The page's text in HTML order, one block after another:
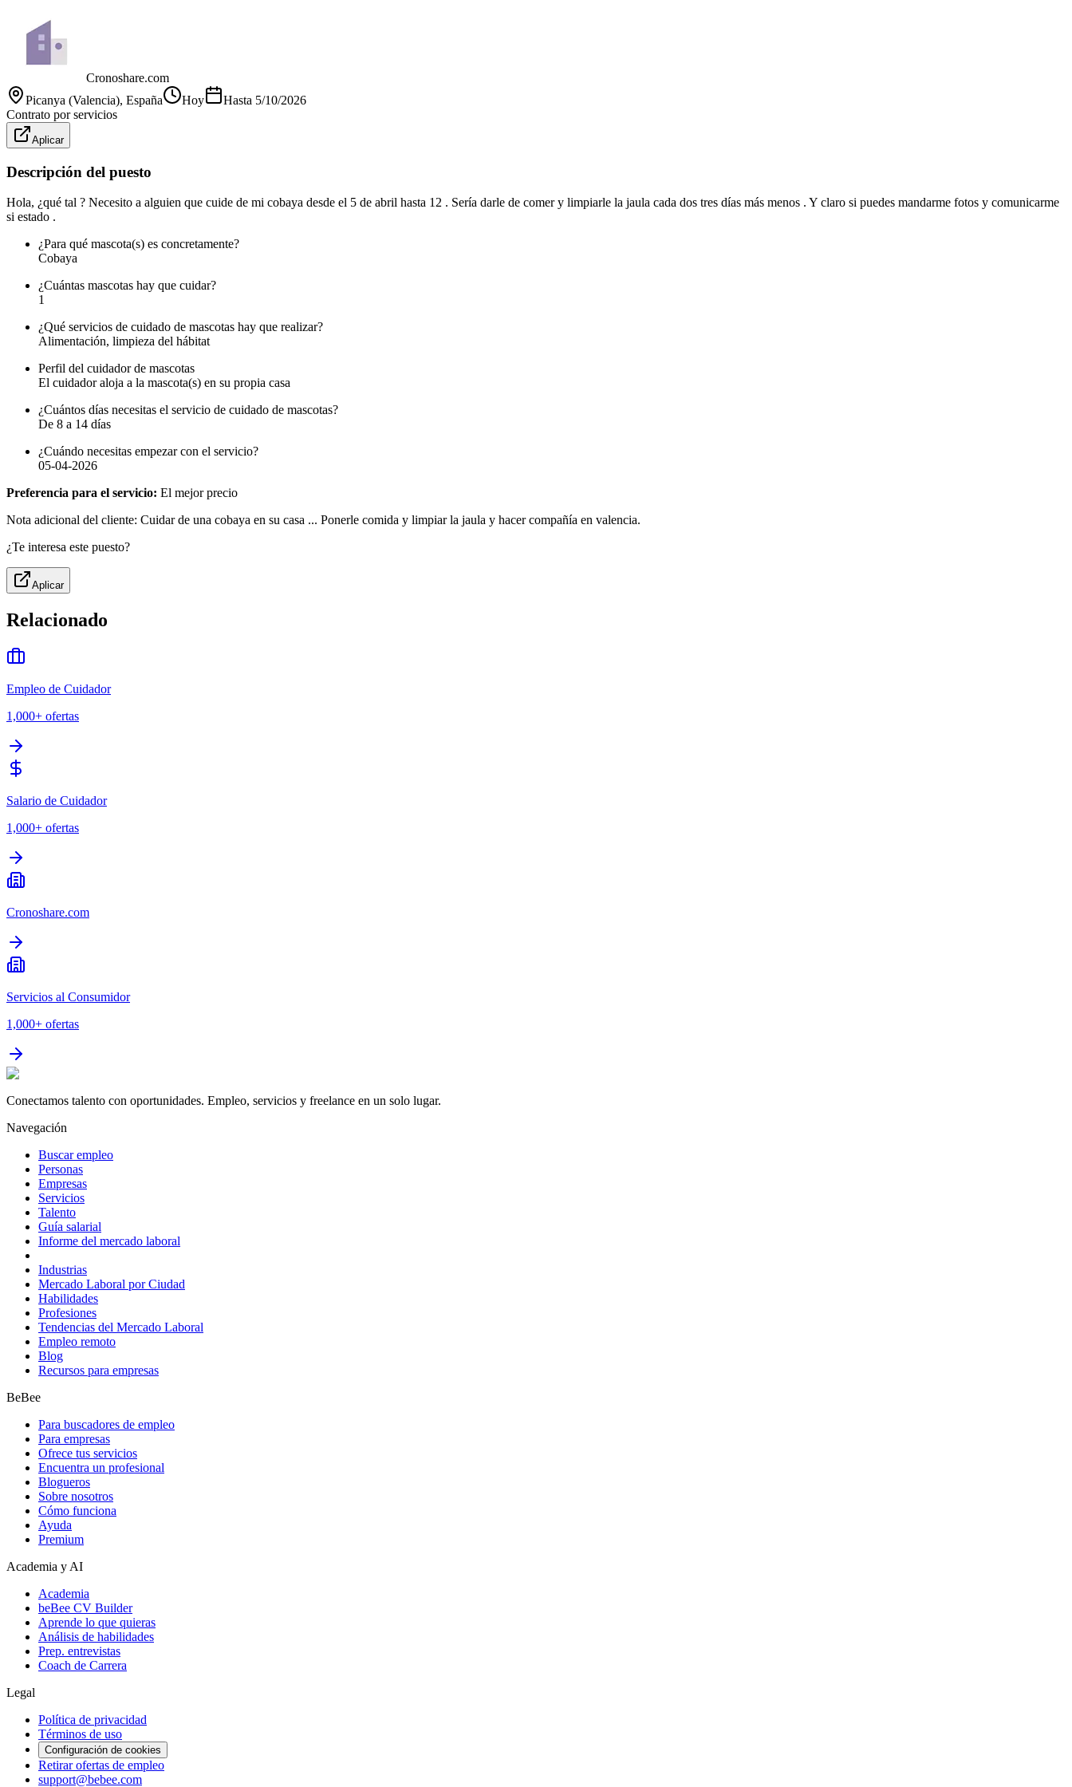
Cronoshare.com
Picanya (Valencia), España Hoy Hasta 5/10/2026
Contrato por servicios
Aplicar
Descripción del puesto
Hola, ¿qué tal ? Necesito a alguien que cuide de mi cobaya desde el 5 de abril hasta 12 . Sería darle de comer y limpiarle la jaula cada dos tres días más menos . Y claro si puedes mandarme fotos y comunicarme
si estado .
¿Para qué mascota(s) es concretamente?
Cobaya
¿Cuántas mascotas hay que cuidar?
1
¿Qué servicios de cuidado de mascotas hay que realizar?
Alimentación, limpieza del hábitat
Perfil del cuidador de mascotas
El cuidador aloja a la mascota(s) en su propia casa
¿Cuántos días necesitas el servicio de cuidado de mascotas?
De 8 a 14 días
¿Cuándo necesitas empezar con el servicio?
05-04-2026
Preferencia para el servicio: El mejor precio
Nota adicional del cliente: Cuidar de una cobaya en su casa ... Ponerle comida y limpiar la jaula y hacer compañía en valencia.
¿Te interesa este puesto?
Aplicar
Relacionado
Empleo de Cuidador
1,000+ ofertas
Salario de Cuidador
1,000+ ofertas
Cronoshare.com
Servicios al Consumidor
1,000+ ofertas
Conectamos talento con oportunidades. Empleo, servicios y freelance en un solo lugar.
Navegación
Buscar empleo
Personas
Empresas
Servicios
Talento
Guía salarial
Informe del mercado laboral
Industrias
Mercado Laboral por Ciudad
Habilidades
Profesiones
Tendencias del Mercado Laboral
Empleo remoto
Blog
Recursos para empresas
BeBee
Para buscadores de empleo
Para empresas
Ofrece tus servicios
Encuentra un profesional
Blogueros
Sobre nosotros
Cómo funciona
Ayuda
Premium
Academia y AI
Academia
beBee CV Builder
Aprende lo que quieras
Análisis de habilidades
Prep. entrevistas
Coach de Carrera
Legal
Política de privacidad
Términos de uso
Configuración de cookies
Retirar ofertas de empleo
support@bebee.com